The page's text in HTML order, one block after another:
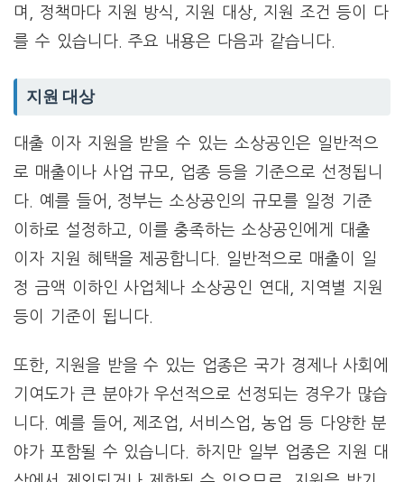
며, 정책마다 지원 방식, 지원 대상, 지원 조건 등이 다
를 수 있습니다. 주요 내용은 다음과 같습니다.
지원 대상
대출 이자 지원을 받을 수 있는 소상공인은 일반적으
로 매출이나 사업 규모, 업종 등을 기준으로 선정됩니
다. 예를 들어, 정부는 소상공인의 규모를 일정 기준
이하로 설정하고, 이를 충족하는 소상공인에게 대출
이자 지원 혜택을 제공합니다. 일반적으로 매출이 일
정 금액 이하인 사업체나 소상공인 연대, 지역별 지원
등이 기준이 됩니다.
또한, 지원을 받을 수 있는 업종은 국가 경제나 사회에
기여도가 큰 분야가 우선적으로 선정되는 경우가 많습
니다. 예를 들어, 제조업, 서비스업, 농업 등 다양한 분
야가 포함될 수 있습니다. 하지만 일부 업종은 지원 대